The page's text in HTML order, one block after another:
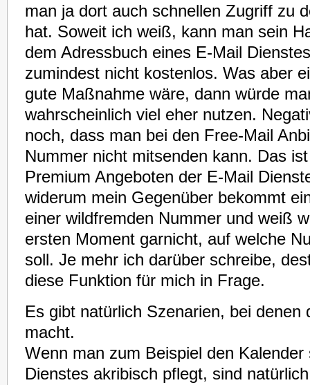
man ja dort auch schnellen Zugriff zu
hat. Soweit ich weiß, kann man sein
dem Adressbuch eines E-Mail
zumindest nicht kostenlos. Was aber
gute Maßnahme wäre, dann würde
wahrscheinlich viel eher nutzen.
noch, dass man bei den Free-Mail
Nummer nicht mitsenden kann. Das
Premium Angeboten der E-Mail
widerum mein Gegenüber bekommt
einer wildfremden Nummer und weiß
ersten Moment garnicht, auf welche
soll. Je mehr ich darüber schreibe,
diese Funktion für mich in Frage.
Es gibt natürlich Szenarien, bei denen
macht.
Wenn man zum Beispiel den Kalender
Dienstes akribisch pflegt, sind